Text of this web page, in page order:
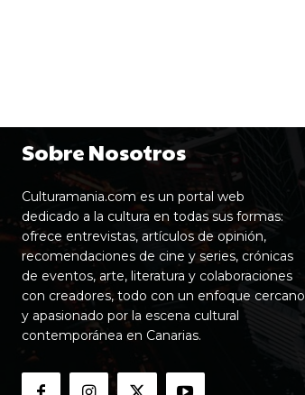
Sobre Nosotros
Culturamania.com es un portal web
dedicado a la cultura en todas sus formas:
ofrece entrevistas, artículos de opinión,
recomendaciones de cine y series, crónicas
de eventos, arte, literatura y colaboraciones
con creadores, todo con un enfoque cercano
y apasionado por la escena cultural
contemporánea en Canarias.